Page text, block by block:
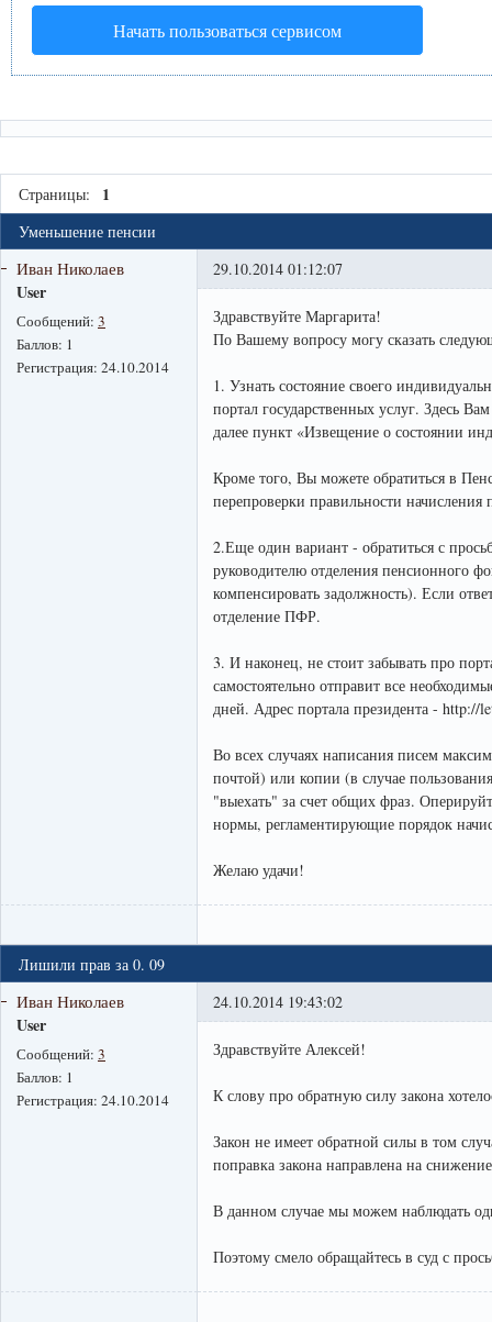
Начать пользоваться сервисом
Страницы: 1
Уменьшение пенсии
Иван Николаев
User
Сообщений: 3
Баллов: 1
Регистрация: 24.10.2014
29.10.2014 01:12:07
Здравствуйте Маргарита!
По Вашему вопросу могу сказать
1. Узнать состояние своего
портал государственных услуг. Здесь
далее пункт «Извещение о состоянии
Кроме того, Вы можете обратиться в
перепроверки правильности
2.Еще один вариант - обратиться с
руководителю отделения пенсионного
компенсировать задолжность). Если
отделение ПФР.
3. И наконец, не стоит забывать про
самостоятельно отправит все
дней. Адрес портала президента - http://
Во всех случаях написания писем
почтой) или копии (в случае
"выехать" за счет общих фраз.
нормы, регламентирующие порядок
Желаю удачи!
Лишили прав за 0. 09
Иван Николаев
User
Сообщений: 3
Баллов: 1
Регистрация: 24.10.2014
24.10.2014 19:43:02
Здравствуйте Алексей!
К слову про обратную силу закона
Закон не имеет обратной силы в том
поправка закона направлена на
В данном случае мы можем наблюдать
Поэтому смело обращайтесь в суд с